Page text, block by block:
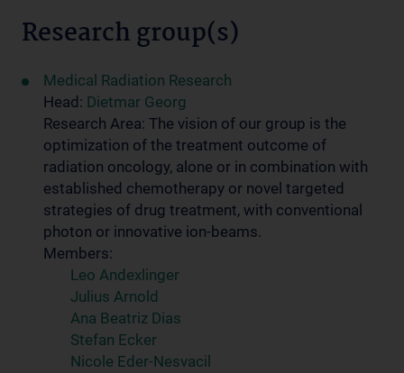
Research group(s)
Medical Radiation Research
Head: Dietmar Georg
Research Area: The vision of our group is the
optimization of the treatment outcome of
radiation oncology, alone or in combination with
established chemotherapy or novel targeted
strategies of drug treatment, with conventional
photon or innovative ion-beams.
Members:
Leo Andexlinger
Julius Arnold
Ana Beatriz Dias
Stefan Ecker
Nicole Eder-Nesvacil